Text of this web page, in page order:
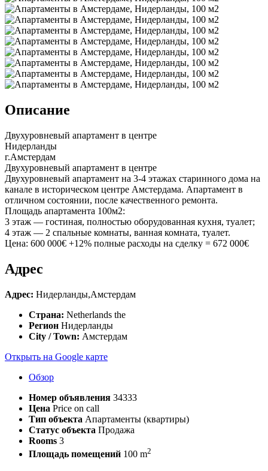
Описание
Двухуровневый апартамент в центре
Нидерланды
г.Амстердам
Двухуровневый апартамент в центре
Двухуровневый апартамент на 3-4 этажах старинного дома на
канале в историческом центре Амстердама. Апартамент в
отличном состоянии, после качественного ремонта.
Площадь апартамента 100м2:
3 этаж — гостиная, полностью оборудованная кухня, туалет;
4 этаж — 2 спальные комнаты, ванная комната, туалет.
Цена: 600 000€ +12% полные расходы на сделку = 672 000€
Адрес
Адрес: Нидерланды,Амстердам
Страна: Netherlands the
Регион Нидерланды
City / Town: Амстердам
Открыть на Google карте
Обзор
Номер объявления 34333
Цена Price on call
Тип объекта Апартаменты (квартиры)
Статус объекта Продажа
Rooms 3
Площадь помещений 100 m2